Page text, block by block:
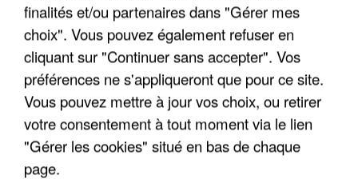
finalités et/ou partenaires dans "Gérer mes
choix". Vous pouvez également refuser en
cliquant sur "Continuer sans accepter". Vos
préférences ne s'appliqueront que pour ce site.
Vous pouvez mettre à jour vos choix, ou retirer
votre consentement à tout moment via le lien
"Gérer les cookies" situé en bas de chaque
page.